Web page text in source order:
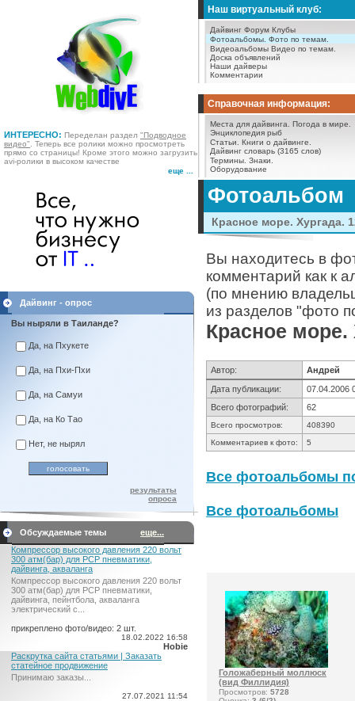
ИНТЕРЕСНО: Переделан раздел "Подводное
видео" . Теперь все ролики можно просмотреть
прямо со страницы! Кроме этого можно загрузить
avi-ролики в высоком качестве
еще ...
Наш виртуальный клуб:
Дайвинг Форум Клубы
Фотоальбомы. Фото по темам.
Видеоальбомы Видео по темам.
Доска объявлений
Наши дайверы
Комментарии
Справочная информация:
Места для дайвинга.
Погода в мире.
Энциклопедия рыб
Статьи.
Книги о дайвинге.
Дайвинг словарь (3165 слов)
Термины. Знаки.
Оборудование
Дайвинг - опрос
Вы ныряли в Таиланде?
Да, на Пхукете
Да, на Пхи-Пхи
Да, на Самуи
Да, на Ко Тао
Нет, не нырял
результаты
опроса
Обсуждаемые темы
еще...
Компрессор высокого давления 220 вольт
300 атм(бар) для PCP пневматики,
дайвинга, акваланга
Компрессор высокого давления 220 вольт
300 атм(бар) для PCP пневматики,
дайвинга, пейнтбола, акваланга
электрический c...
прикреплено фото/видео: 2 шт.
18.02.2022 16:58
Hobie
Раскрутка сайта статьями | Заказать
статейное продвижение
Принимаю заказы...
27.07.2021 11:54
Фотоальбом
Красное море. Хургада.
Вы находитесь в
комментарий как к
(по мнению
из разделов "фото
Красное море.
Автор:
Андрей
Дата публикации:
07.04.2006
Всего фотографий:
62
Всего просмотров:
408390
Комментариев к фото:
5
Все фотоальбомы
Все фотоальбомы
Голожаберный моллюск
(вид Филлидия)
Просмотров: 5728